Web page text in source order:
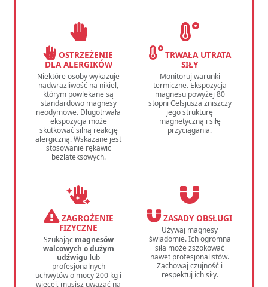
OSTRZEŻENIE
DLA ALERGIKÓW
Niektóre osoby wykazuje
nadwrażliwość na nikiel,
którym powlekane są
standardowo magnesy
neodymowe. Długotrwała
ekspozycja może
skutkować silną reakcję
alergiczną. Wskazane jest
stosowanie rękawic
bezlateksowych.
TRWAŁA UTRATA
SIŁY
Monitoruj warunki
termiczne. Ekspozycja
magnesu powyżej 80
stopni Celsjusza zniszczy
jego strukturę
magnetyczną i siłę
przyciągania.
ZAGROŻENIE
FIZYCZNE
Szukając magnesów
walcowych o dużym
udźwigu lub
profesjonalnych
uchwytów o mocy 200 kg i
więcej, musisz uważać na
ZASADY OBSŁUGI
Używaj magnesy
świadomie. Ich ogromna
siła może zszokować
nawet profesjonalistów.
Zachowaj czujność i
respektuj ich siły.